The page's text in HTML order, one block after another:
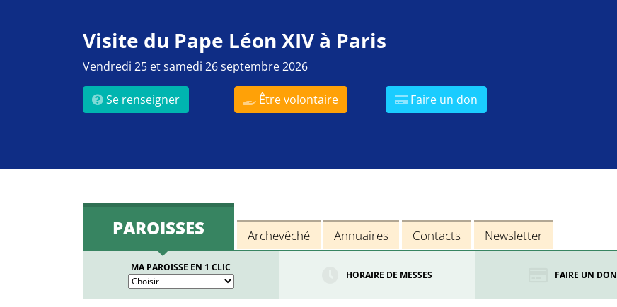
Visite du Pape Léon XIV à Paris
Vendredi 25 et samedi 26 septembre 2026
Se renseigner Être volontaire Faire un don
PAROISSES Archevêché Annuaires Contacts Newsletter
MA PAROISSE EN 1 CLIC
HORAIRE DE MESSES FAIRE UN DON